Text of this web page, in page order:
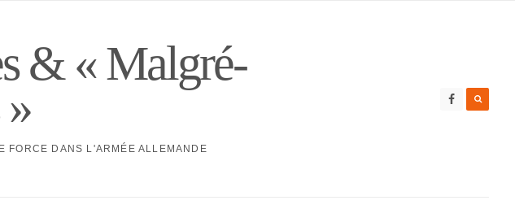
& « Malgré-
FORCE DANS L'ARMÉE ALLEMANDE